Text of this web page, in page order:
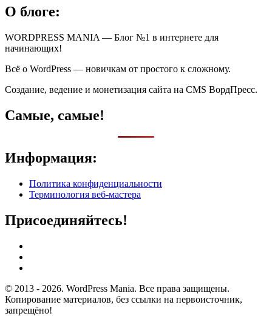
О блоге:
WORDPRESS MANIA — Блог №1 в интернете для
начинающих!
Всё о WordPress — новичкам от простого к сложному.
Создание, ведение и монетизация сайта на CMS ВордПресс.
Самые, самые!
Информация:
Политика конфиденциальности
Терминология веб-мастера
Присоединяйтесь!
© 2013 - 2026. WordPress Mania. Все права защищены.
Копирование материалов, без ссылки на первоисточник,
запрещёно!